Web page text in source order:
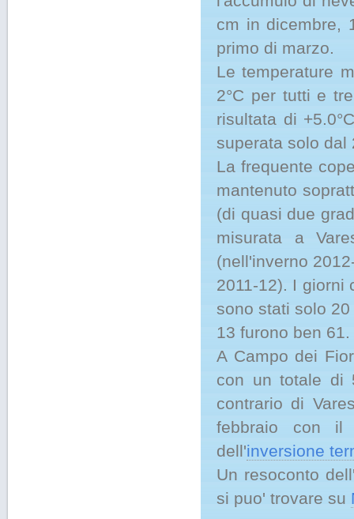
cm in dicembre,
primo di marzo.
Le temperature
2°C per tutti e
risultata di
superata solo dal
La frequente
mantenuto
(di quasi due
misurata a
(nell'inverno
2011-12). I giorni
sono stati solo
13 furono ben 61.
A Campo dei
con un totale di
contrario di
febbraio con
dell'inversione
Un resoconto
si puo' trovare su